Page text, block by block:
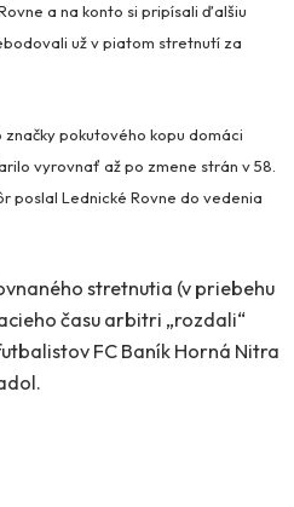
a na konto si pripísali ďalšiu
už v piatom stretnutí za
značky pokutového kopu domáci
vyrovnať až po zmene strán v 58.
poslal Lednické Rovne do vedenia
stretnutia (v priebehu
času arbitri „rozdali“
FC Baník Horná Nitra